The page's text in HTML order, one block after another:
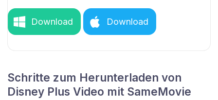
Download Download
Schritte zum Herunterladen von
Disney Plus Video mit SameMovie